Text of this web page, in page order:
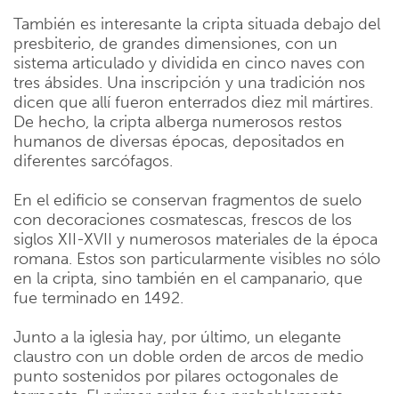
También es interesante la cripta situada debajo del
presbiterio, de grandes dimensiones, con un
sistema articulado y dividida en cinco naves con
tres ábsides. Una inscripción y una tradición nos
dicen que allí fueron enterrados diez mil mártires.
De hecho, la cripta alberga numerosos restos
humanos de diversas épocas, depositados en
diferentes sarcófagos.
En el edificio se conservan fragmentos de suelo
con decoraciones cosmatescas, frescos de los
siglos XII-XVII y numerosos materiales de la época
romana. Estos son particularmente visibles no sólo
en la cripta, sino también en el campanario, que
fue terminado en 1492.
Junto a la iglesia hay, por último, un elegante
claustro con un doble orden de arcos de medio
punto sostenidos por pilares octogonales de